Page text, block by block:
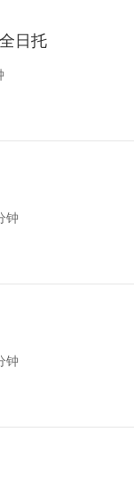
日托
钟
钟